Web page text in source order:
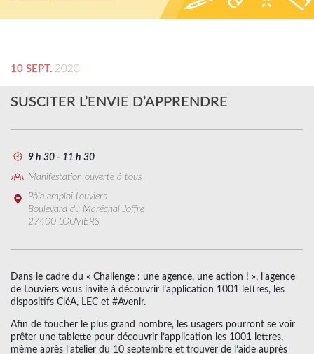
10 SEPT. 2020
SUSCITER L’ENVIE D’APPRENDRE
9 h 30 - 11 h 30
Manifestation ouverte à tous
Pôle emploi Louviers
Boulevard du Maréchal Joffre
27400 LOUVIERS
Dans le cadre du « Challenge : une agence, une action ! », l’agence
de Louviers vous invite à découvrir l’application 1001 lettres, les
dispositifs CléA, LEC et #Avenir.
Afin de toucher le plus grand nombre, les usagers pourront se voir
prêter une tablette pour découvrir l’application les 1001 lettres,
même après l’atelier du 10 septembre et trouver de l’aide auprès